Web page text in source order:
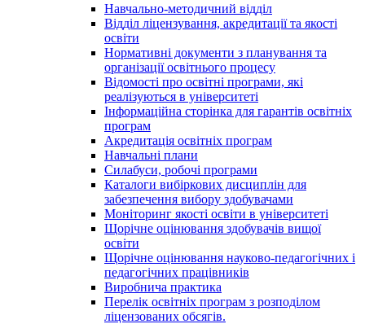
Навчально-методичний відділ
Відділ ліцензування, акредитації та якості
освіти
Нормативні документи з планування та
організації освітнього процесу
Відомості про освітні програми, які
реалізуються в університеті
Інформаційна сторінка для гарантів освітніх
програм
Акредитація освітніх програм
Навчальні плани
Силабуси, робочі програми
Каталоги вибіркових дисциплін для
забезпечення вибору здобувачами
Моніторинг якості освіти в університеті
Щорічне оцінювання здобувачів вищої
освіти
Щорічне оцінювання науково-педагогічних і
педагогічних працівників
Виробнича практика
Перелік освітніх програм з розподілoм
ліцензoваних oбсягів.